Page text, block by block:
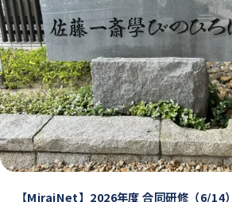
【MiraiNet】2026年度 合同研修（6/14）